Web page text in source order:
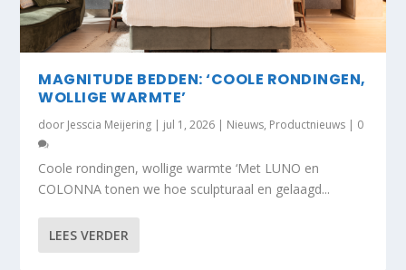
MAGNITUDE BEDDEN: ‘COOLE RONDINGEN,
WOLLIGE WARMTE’
door Jesscia Meijering | jul 1, 2026 | Nieuws, Productnieuws | 0
Coole rondingen, wollige warmte ‘Met LUNO en
COLONNA tonen we hoe sculpturaal en gelaagd...
LEES VERDER